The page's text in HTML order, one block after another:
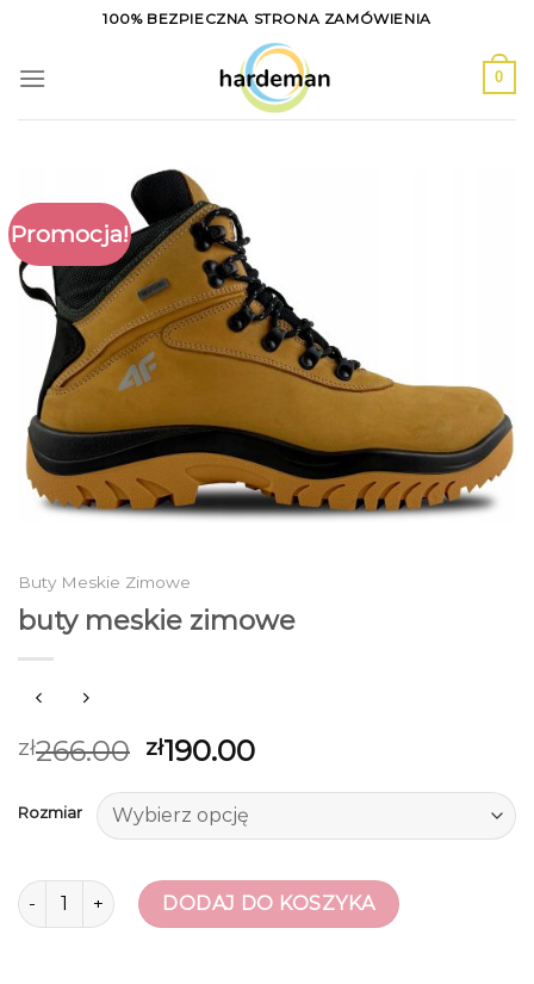
content
100% BEZPIECZNA STRONA ZAMÓWIENIA
0
Promocja!
Buty Meskie Zimowe
buty meskie zimowe
zł266.00 zł190.00
Rozmiar
ilość buty meskie zimoweDODAJ DO KOSZYKA